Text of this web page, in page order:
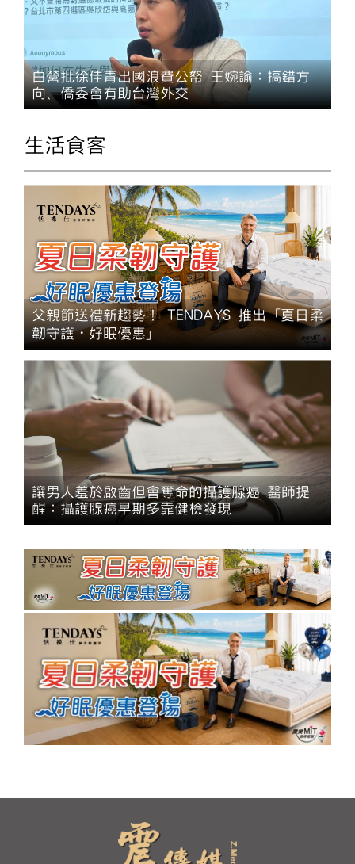
白營批徐佳青出國浪費公帑 王婉諭：搞錯方
向、僑委會有助台灣外交
生活食客
父親節送禮新趨勢！ TENDAYS 推出「夏日柔
韌守護・好眠優惠」
讓男人羞於啟齒但會奪命的攝護腺癌 醫師提
醒：攝護腺癌早期多靠健檢發現